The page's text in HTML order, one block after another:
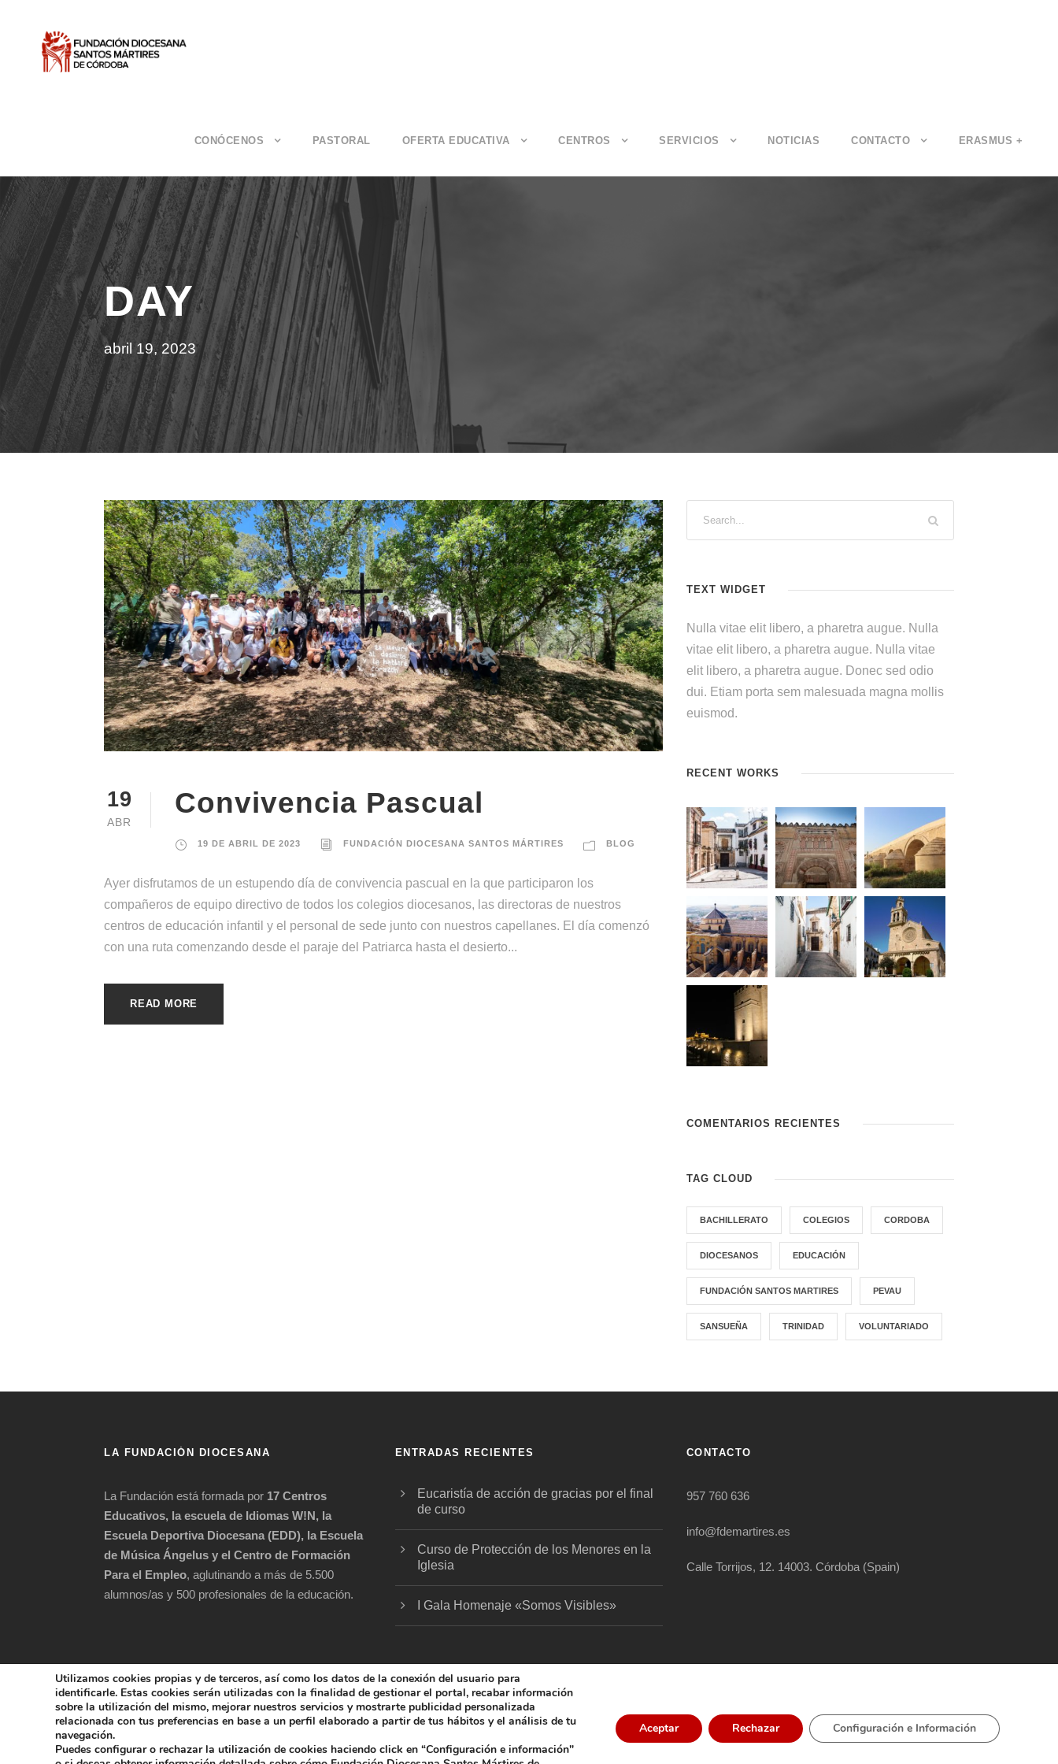
CONÓCENOS PASTORAL OFERTA EDUCATIVA CENTROS SERVICIOS NOTICIAS CONTACTO ERASMUS +
DAY
abril 19, 2023
19
ABR
Convivencia Pascual
19 DE ABRIL DE 2023 FUNDACIÓN DIOCESANA SANTOS MÁRTIRES BLOG
Ayer disfrutamos de un estupendo día de convivencia pascual en la que participaron los
compañeros de equipo directivo de todos los colegios diocesanos, las directoras de nuestros
centros de educación infantil y el personal de sede junto con nuestros capellanes. El día comenzó
con una ruta comenzando desde el paraje del Patriarca hasta el desierto...
READ MORE
TEXT WIDGET
Nulla vitae elit libero, a pharetra augue. Nulla
vitae elit libero, a pharetra augue. Nulla vitae
elit libero, a pharetra augue. Donec sed odio
dui. Etiam porta sem malesuada magna mollis
euismod.
RECENT WORKS
COMENTARIOS RECIENTES
TAG CLOUD
BACHILLERATO COLEGIOS CORDOBA
DIOCESANOS EDUCACIÓN
FUNDACIÓN SANTOS MARTIRES PEVAU
SANSUEÑA TRINIDAD VOLUNTARIADO
LA FUNDACIÓN DIOCESANA
La Fundación está formada por 17 Centros
Educativos, la escuela de Idiomas W!N, la
Escuela Deportiva Diocesana (EDD), la Escuela
de Música Ángelus y el Centro de Formación
Para el Empleo, aglutinando a más de 5.500
alumnos/as y 500 profesionales de la educación.
ENTRADAS RECIENTES
Eucaristía de acción de gracias por el final
de curso
Curso de Protección de los Menores en la
Iglesia
I Gala Homenaje «Somos Visibles»
CONTACTO
957 760 636
info@fdemartires.es
Calle Torrijos, 12. 14003. Córdoba (Spain)
COPYRIGHT 2025 FUNDACIÓN DIOCESANA SANTOS MÁRTIRES, ALL RIGHT RESERVED
POLÍTICA DE COOKIES AVISO LEGAL POLÍTICA DE PRIVACIDAD
Utilizamos cookies propias y de terceros, así como los datos de la conexión del usuario para
identificarle. Estas cookies serán utilizadas con la finalidad de gestionar el portal, recabar información
sobre la utilización del mismo, mejorar nuestros servicios y mostrarte publicidad personalizada
relacionada con tus preferencias en base a un perfil elaborado a partir de tus hábitos y el análisis de tu
navegación.
Puedes configurar o rechazar la utilización de cookies haciendo click en “Configuración e información"
Aceptar Rechazar Configuración e Información